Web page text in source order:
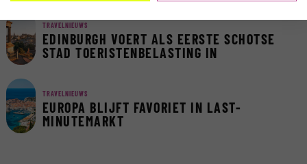
TRAVELNIEUWS
EDINBURGH VOERT ALS EERSTE SCHOTSE
STAD TOERISTENBELASTING IN
TRAVELNIEUWS
EUROPA BLIJFT FAVORIET IN LAST-
MINUTEMARKT